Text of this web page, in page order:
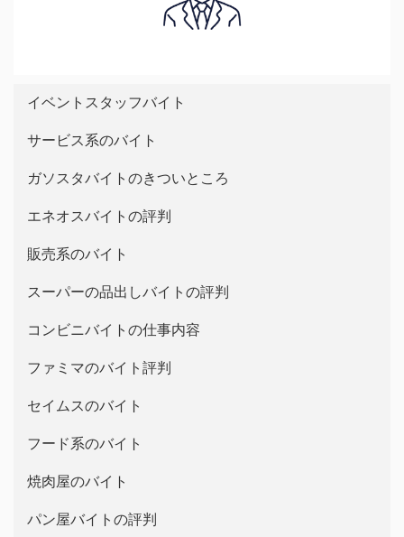
イベントスタッフバイト
サービス系のバイト
ガソスタバイトのきついところ
エネオスバイトの評判
販売系のバイト
スーパーの品出しバイトの評判
コンビニバイトの仕事内容
ファミマのバイト評判
セイムスのバイト
フード系のバイト
焼肉屋のバイト
パン屋バイトの評判